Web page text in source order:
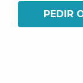
PEDIR